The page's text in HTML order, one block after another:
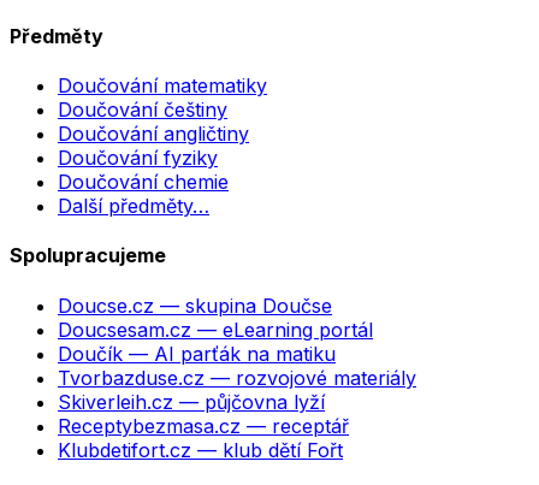
Předměty
Doučování matematiky
Doučování češtiny
Doučování angličtiny
Doučování fyziky
Doučování chemie
Další předměty…
Spolupracujeme
Doucse.cz — skupina Doučse
Doucsesam.cz — eLearning portál
Doučík — AI parťák na matiku
Tvorbazduse.cz — rozvojové materiály
Skiverleih.cz — půjčovna lyží
Receptybezmasa.cz — receptář
Klubdetifort.cz — klub dětí Fořt